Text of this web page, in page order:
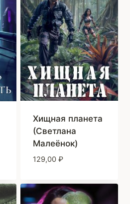
Хищная планета
(Светлана
Малеёнок)
129,00 ₽